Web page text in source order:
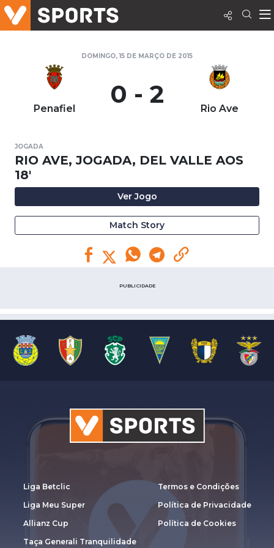
DOMINGO, 15 DE MARÇO DE 2015
Penafiel 0 - 2 Rio Ave
JOGADA
RIO AVE, JOGADA, DEL VALLE AOS
18'
Ver Jogo
Match Story
PUBLICIDADE
Liga Betclic
Liga Meu Super
Allianz Cup
Taça Generali Tranquilidade
Termos e Condições
Política de Privacidade
Política de Cookies